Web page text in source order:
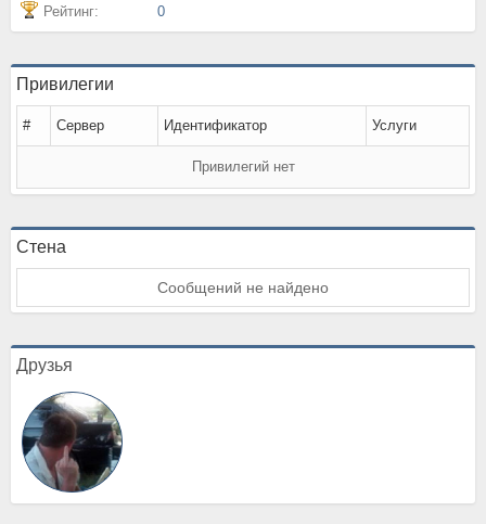
Рейтинг: 0
Привилегии
# Сервер Идентификатор Услуги
Привилегий нет
Стена
Сообщений не найдено
Друзья